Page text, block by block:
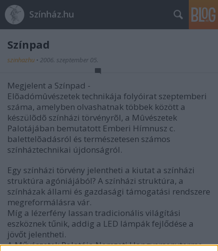
Színház.hu
Színpad
szinhazhu • 2006. szeptember 05.
Megjelent a Színpad -
Elõadómûvészetek technikája folyóirat szeptemberi
száma, amelyben olvashatnak többek között a
készülõdõ színházi törvényrõl, a Mûvészetek
Palotájában bemutatott Emberi Hímnusz c.
balettelõadásról és természetesen számos
színháztechnikai újdonságról.
Egy színházi törvény jelentheti a kiutat a színházi
struktúra agóniájából? A színházi struktúra, a
színházak állami és gazdasági támogatási rendszere
megreformálásra vár.
Míg a lézerfény lassan tradicionális világítási
eszköznek tűnik, addig a LED lámpák fejlődése a
jövőt jelentheti.
A Művészetek Palotája Nemzeti Hangversenyterme